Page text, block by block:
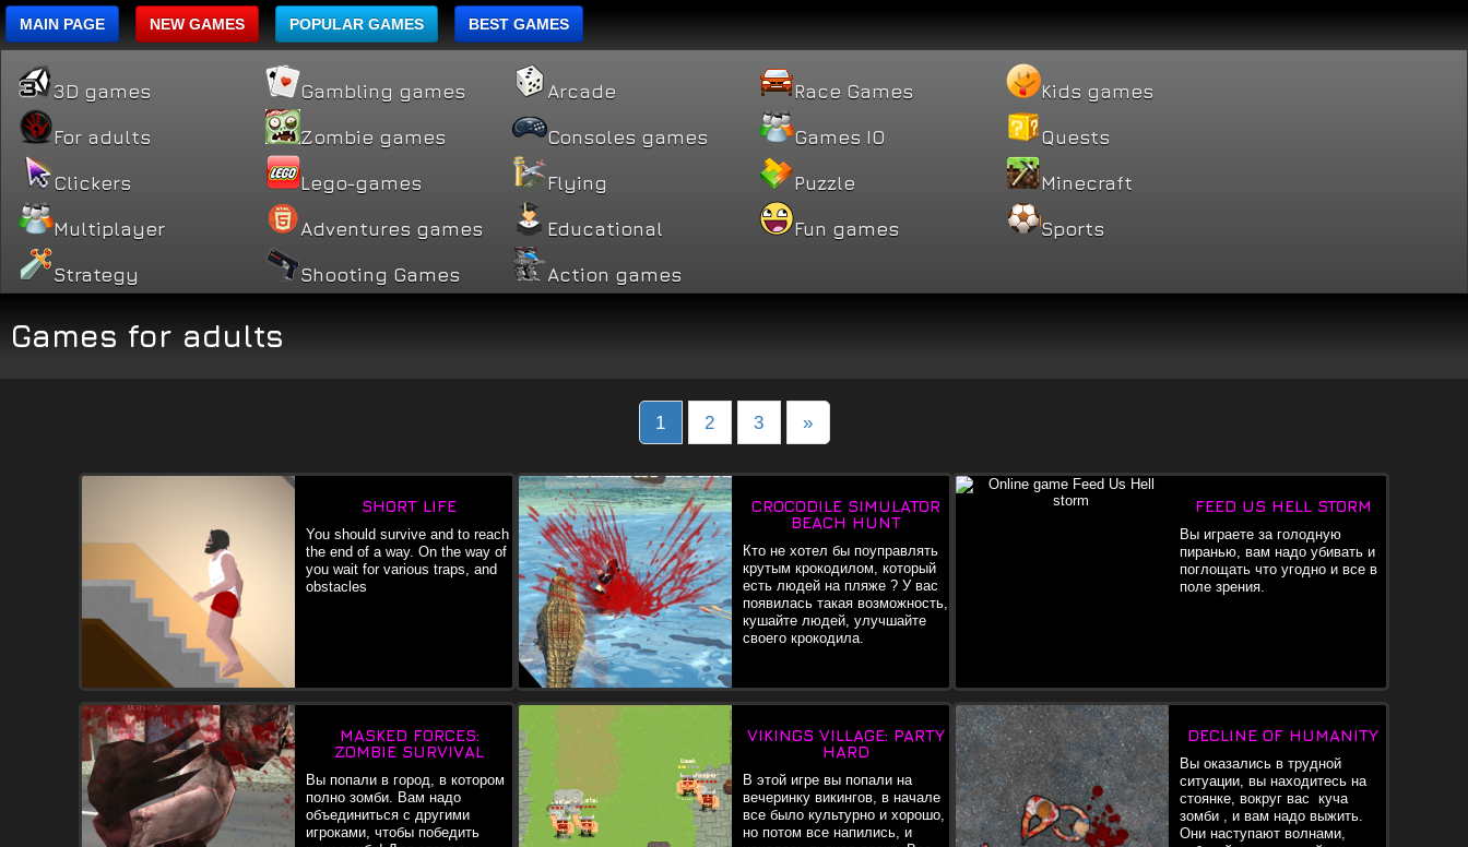
MAIN PAGE NEW GAMES POPULAR GAMES BEST GAMES
3D games Gambling games Arcade Race Games Kids games
For adults Zombie games Consoles games Games IO Quests
Clickers Lego-games Flying Puzzle Minecraft
Multiplayer Adventures games Educational Fun games Sports
Strategy Shooting Games Action games
Games for adults
1 2 3 »
SHORT LIFE
You should survive and to reach
the end of a way. On the way of
you wait for various traps, and
obstacles
CROCODILE SIMULATOR
BEACH HUNT
Кто не хотел бы поуправлять
крутым крокодилом, который
есть людей на пляже ? У вас
появилась такая возможность,
кушайте людей, улучшайте
своего крокодила.
FEED US HELL STORM
Вы играете за голодную
пиранью, вам надо убивать и
поглощать что угодно и все в
поле зрения.
MASKED FORCES:
ZOMBIE SURVIVAL
Вы попали в город, в котором
полно зомби. Вам надо
объединиться с другими
игроками, чтобы победить
VIKINGS VILLAGE: PARTY
HARD
В этой игре вы попали на
вечеринку викингов, в начале
все было культурно и хорошо,
но потом все напились, и
DECLINE OF HUMANITY
Вы оказались в трудной
ситуации, вы находитесь на
стоянке, вокруг вас куча
зомби , и вам надо выжить.
Они наступают волнами,